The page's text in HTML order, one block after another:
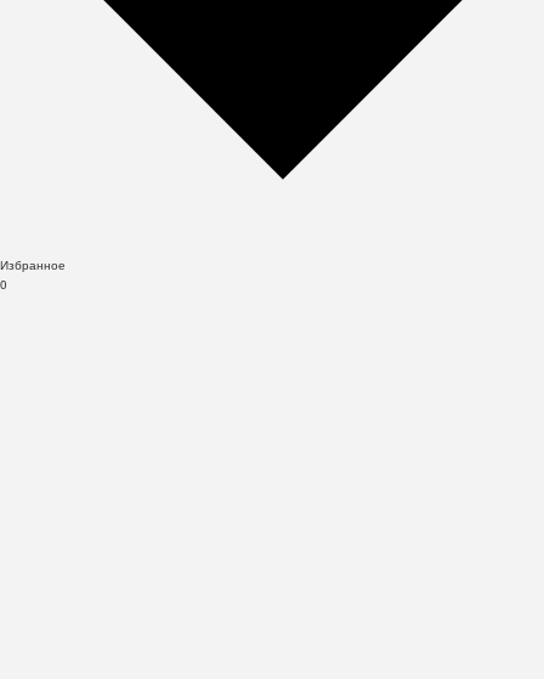
Избранное
0